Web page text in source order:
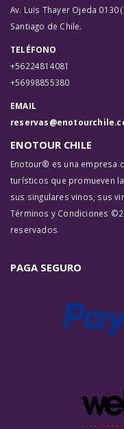
Av. Luis Thayer Ojeda 0130
Santiago de Chile.
TELÉFONO
+56224814081
+56998855380
EMAIL
ENOTOUR CHILE
Enotour® es una empresa
turísticos que promueven
sus singulares vinos, sus
Términos y Condiciones
reservados
PAGA SEGURO